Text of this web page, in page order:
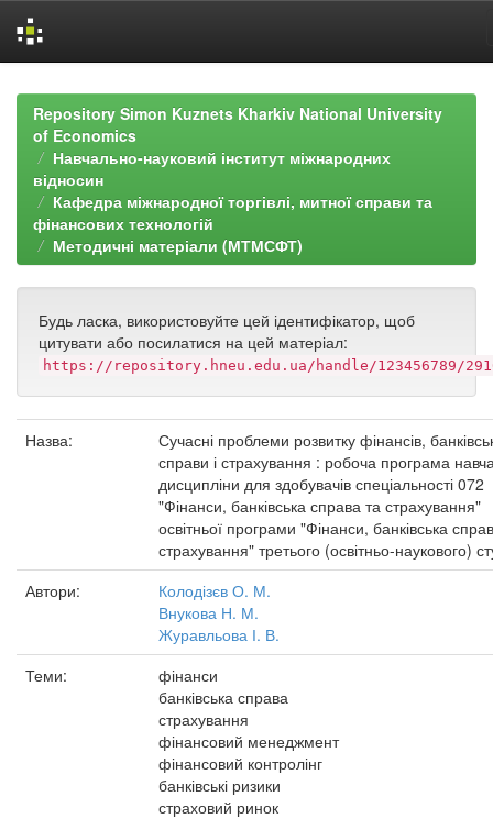
navigationRepository Simon Kuznets Kharkiv National University
of Economics
Навчально-науковий інститут міжнародних
відносин
Кафедра міжнародної торгівлі, митної справи та
фінансових технологій
Методичні матеріали (МТМСФТ)
Будь ласка, використовуйте цей ідентифікатор, щоб
цитувати або посилатися на цей матеріал:
https://repository.hneu.edu.ua/handle/123456789/
Назва:
Сучасні проблеми розвитку фінансів,
справи і страхування : робоча програма
дисципліни для здобувачів спеціальності 072
"Фінанси, банківська справа та страхування"
освітньої програми "Фінанси, банківська
страхування" третього (освітньо-наукового)
Автори:
Колодізєв О. М.
Внукова Н. М.
Журавльова І. В.
Теми:
фінанси
банківська справа
страхування
фінансовий менеджмент
фінансовий контролінг
банківські ризики
страховий ринок